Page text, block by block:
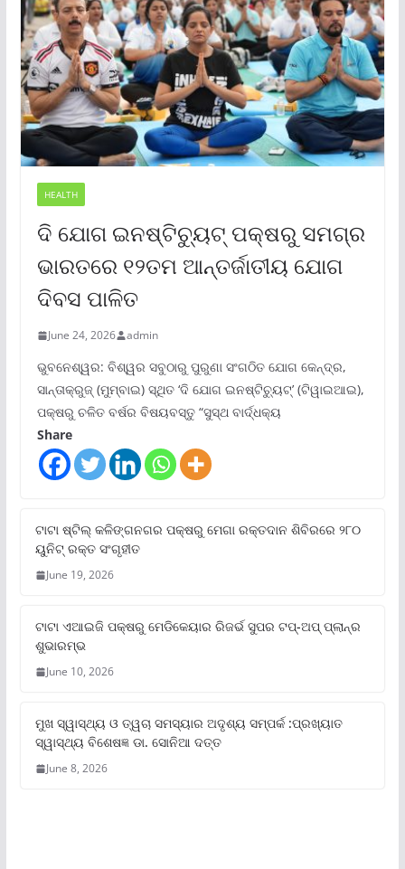
HEALTH
ଦି ଯୋଗ ଇନଷ୍ଟିଚ୍ୟୁଟ୍ ପକ୍ଷରୁ ସମଗ୍ର
ଭାରତରେ ୧୨ତମ ଆନ୍ତର୍ଜାତୀୟ ଯୋଗ
ଦିବସ ପାଳିତ
June 24, 2026 admin
ଭୁବନେଶ୍ୱର: ବିଶ୍ୱର ସବୁଠାରୁ ପୁରୁଣା ସଂଗଠିତ ଯୋଗ କେନ୍ଦ୍ର,
ସାନ୍ତାକ୍ରୁଜ୍ (ମୁମ୍ବାଇ) ସ୍ଥିତ ‘ଦି ଯୋଗ ଇନଷ୍ଟିଚ୍ୟୁଟ୍‌’ (ଟିୱାଇଆଇ),
ପକ୍ଷରୁ ଚଳିତ ବର୍ଷର ବିଷୟବସ୍ତୁ “ସୁସ୍ଥ ବାର୍ଦ୍ଧକ୍ୟ
Share
ଟାଟା ଷ୍ଟିଲ୍‌ କଳିଙ୍ଗନଗର ପକ୍ଷରୁ ମେଗା ରକ୍ତଦାନ ଶିବିରରେ ୨୮୦
ୟୁନିଟ୍‌ ରକ୍ତ ସଂଗୃହୀତ
June 19, 2026
ଟାଟା ଏଆଇଜି ପକ୍ଷରୁ ମେଡିକେୟାର ରିଜର୍ଭ ସୁପର ଟପ୍‌-ଅପ୍ ପ୍ଲାନ୍‌ର
ଶୁଭାରମ୍ଭ
June 10, 2026
ମୁଖ ସ୍ୱାସ୍ଥ୍ୟ ଓ ତ୍ୱଚା ସମସ୍ୟାର ଅଦୃଶ୍ୟ ସମ୍ପର୍କ :ପ୍ରଖ୍ୟାତ
ସ୍ୱାସ୍ଥ୍ୟ ବିଶେଷଜ୍ଞ ଡା. ସୋନିଆ ଦତ୍ତ
June 8, 2026